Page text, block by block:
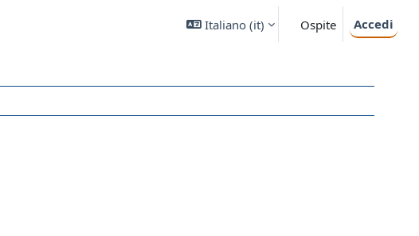
Italiano ‎(it)‎ Ospite Accedi